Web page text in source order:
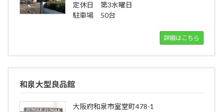
定休日 第3水曜日
駐車場 50台
詳細はこちら
和泉大型良品館
大阪府和泉市室堂町478-1